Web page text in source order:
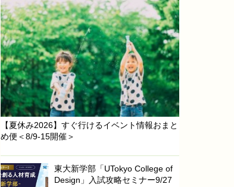
【夏休み2026】すぐ行けるイベント情報おまと
め便＜8/9-15開催＞
東大新学部「UTokyo College of
Design」入試攻略セミナー9/27